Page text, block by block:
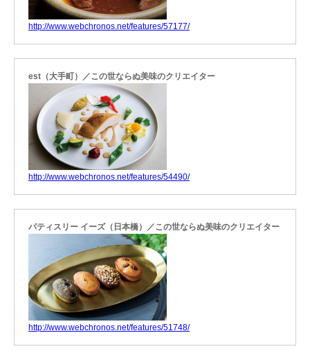
http://www.webchronos.net/features/57177/
est（大手町）／この世ならぬ美味のクリエイター
http://www.webchronos.net/features/54490/
パティスリー イーズ（日本橋）／この世ならぬ美味のクリエイター
http://www.webchronos.net/features/51748/